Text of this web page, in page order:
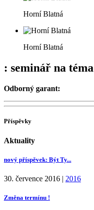
Horní Blatná
Horní Blatná
: seminář na téma
Odborný garant:
Příspěvky
Aktuality
nový příspěvek: Být Ty...
30. července 2016 | 2016
Změna termínu !